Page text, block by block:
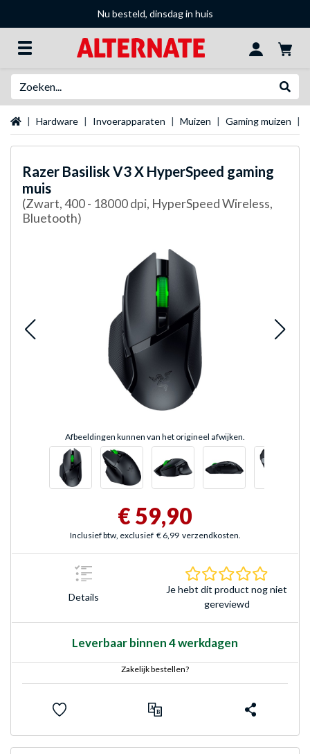
Nu besteld, dinsdag in huis
Startpagina
Hardware Invoerapparaten Muizen Gaming muizen
Razer Basilisk V3 X HyperSpeed gaming
muis
(Zwart, 400 - 18000 dpi, HyperSpeed Wireless,
Bluetooth)
Afbeeldingen kunnen van het origineel afwijken.
€ 59,90
Inclusief btw, exclusief € 6,99 verzendkosten.
Details
Je hebt dit product nog niet
gereviewd
Leverbaar binnen 4 werkdagen
Zakelijk bestellen?